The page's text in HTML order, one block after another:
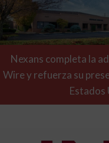
Nexans completa la
Wire y refuerza su
Estados